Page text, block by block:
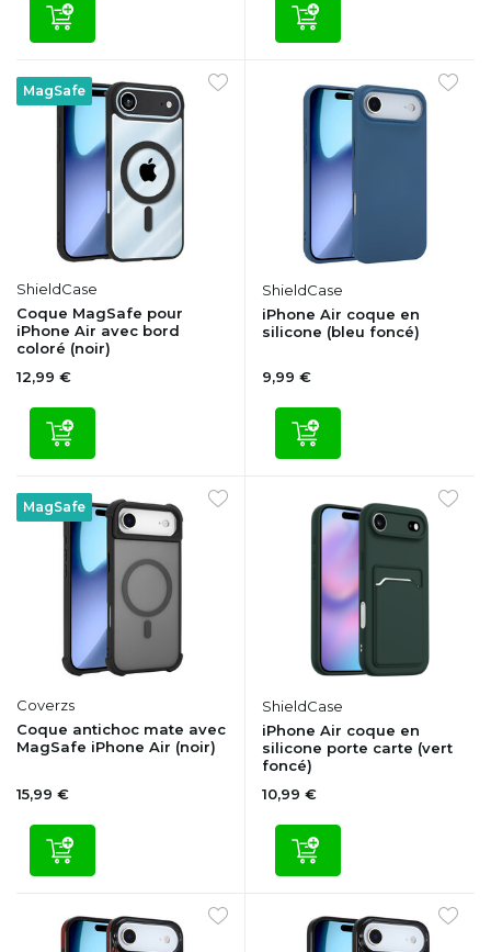
MagSafe
ShieldCase
Coque MagSafe pour
iPhone Air avec bord
coloré (noir)
12,99 €
ShieldCase
iPhone Air coque en
silicone (bleu foncé)
9,99 €
MagSafe
Coverzs
Coque antichoc mate avec
MagSafe iPhone Air (noir)
15,99 €
ShieldCase
iPhone Air coque en
silicone porte carte (vert
foncé)
10,99 €